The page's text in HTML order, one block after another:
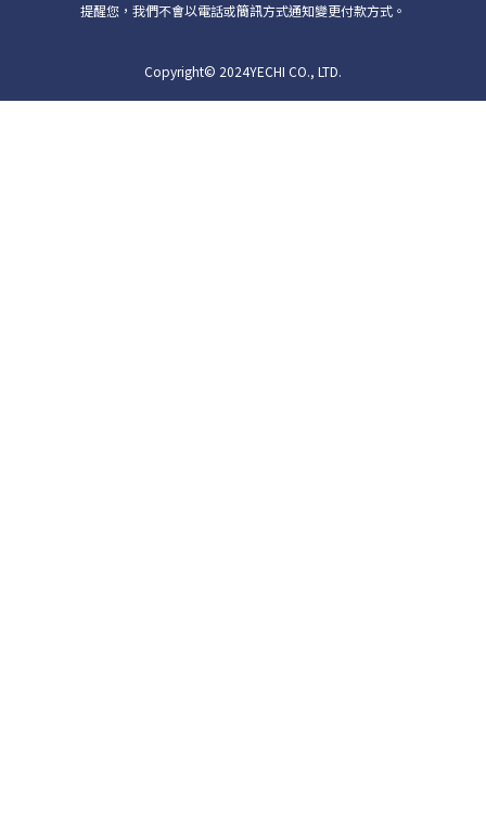
提醒您，我們不會以電話或簡訊方式通知變更付款方式。
Copyright© 2024YECHI CO., LTD.